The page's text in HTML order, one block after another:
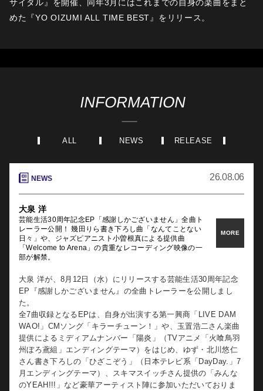
サイタル』を開催、同年3月にはこれまでの自身の楽曲をまと
めた『YO OIZUMI ALL TIME BEST』をリリース。
INFORMATION
ALL NEWS RELEASE
NEWS 26.08.06
大泉 洋
芸能生活30周年記念EP「感謝しかございません」全曲ト
レーラー公開！ 幾田りら書き下ろし曲「なんてことない
日々」や、ジャズピアニスト小曽根真による提供曲
「Welcome to Arena」の貴重なレコーディング映像の一
部が解禁。
MORE
⼤泉 洋が、8月12日（水）にリリースする芸能生活30周年記念
EP『感謝しかございません』の全曲トレーラーを公開しまし
た。
全7曲収録となるEPは、自身が出演する第一興商「LIVE DAM
WAO!」CMソング「キラーチューン！」や、玉置浩二さん楽曲
提供によるミディアムナンバー「陽炎」（TVアニメ「火喰鳥羽
州ぼろ鳶組」エンディングテーマ）をはじめ、ゆず・北川悠仁
さん書き下ろしの「ひざこぞう」（日本テレビ系「DayDay.」7
月エンディングテーマ）、スキマスイッチさん提供の「みんな
のYEAH!!!」など豪華アーティスト陣に参加いただいておりま